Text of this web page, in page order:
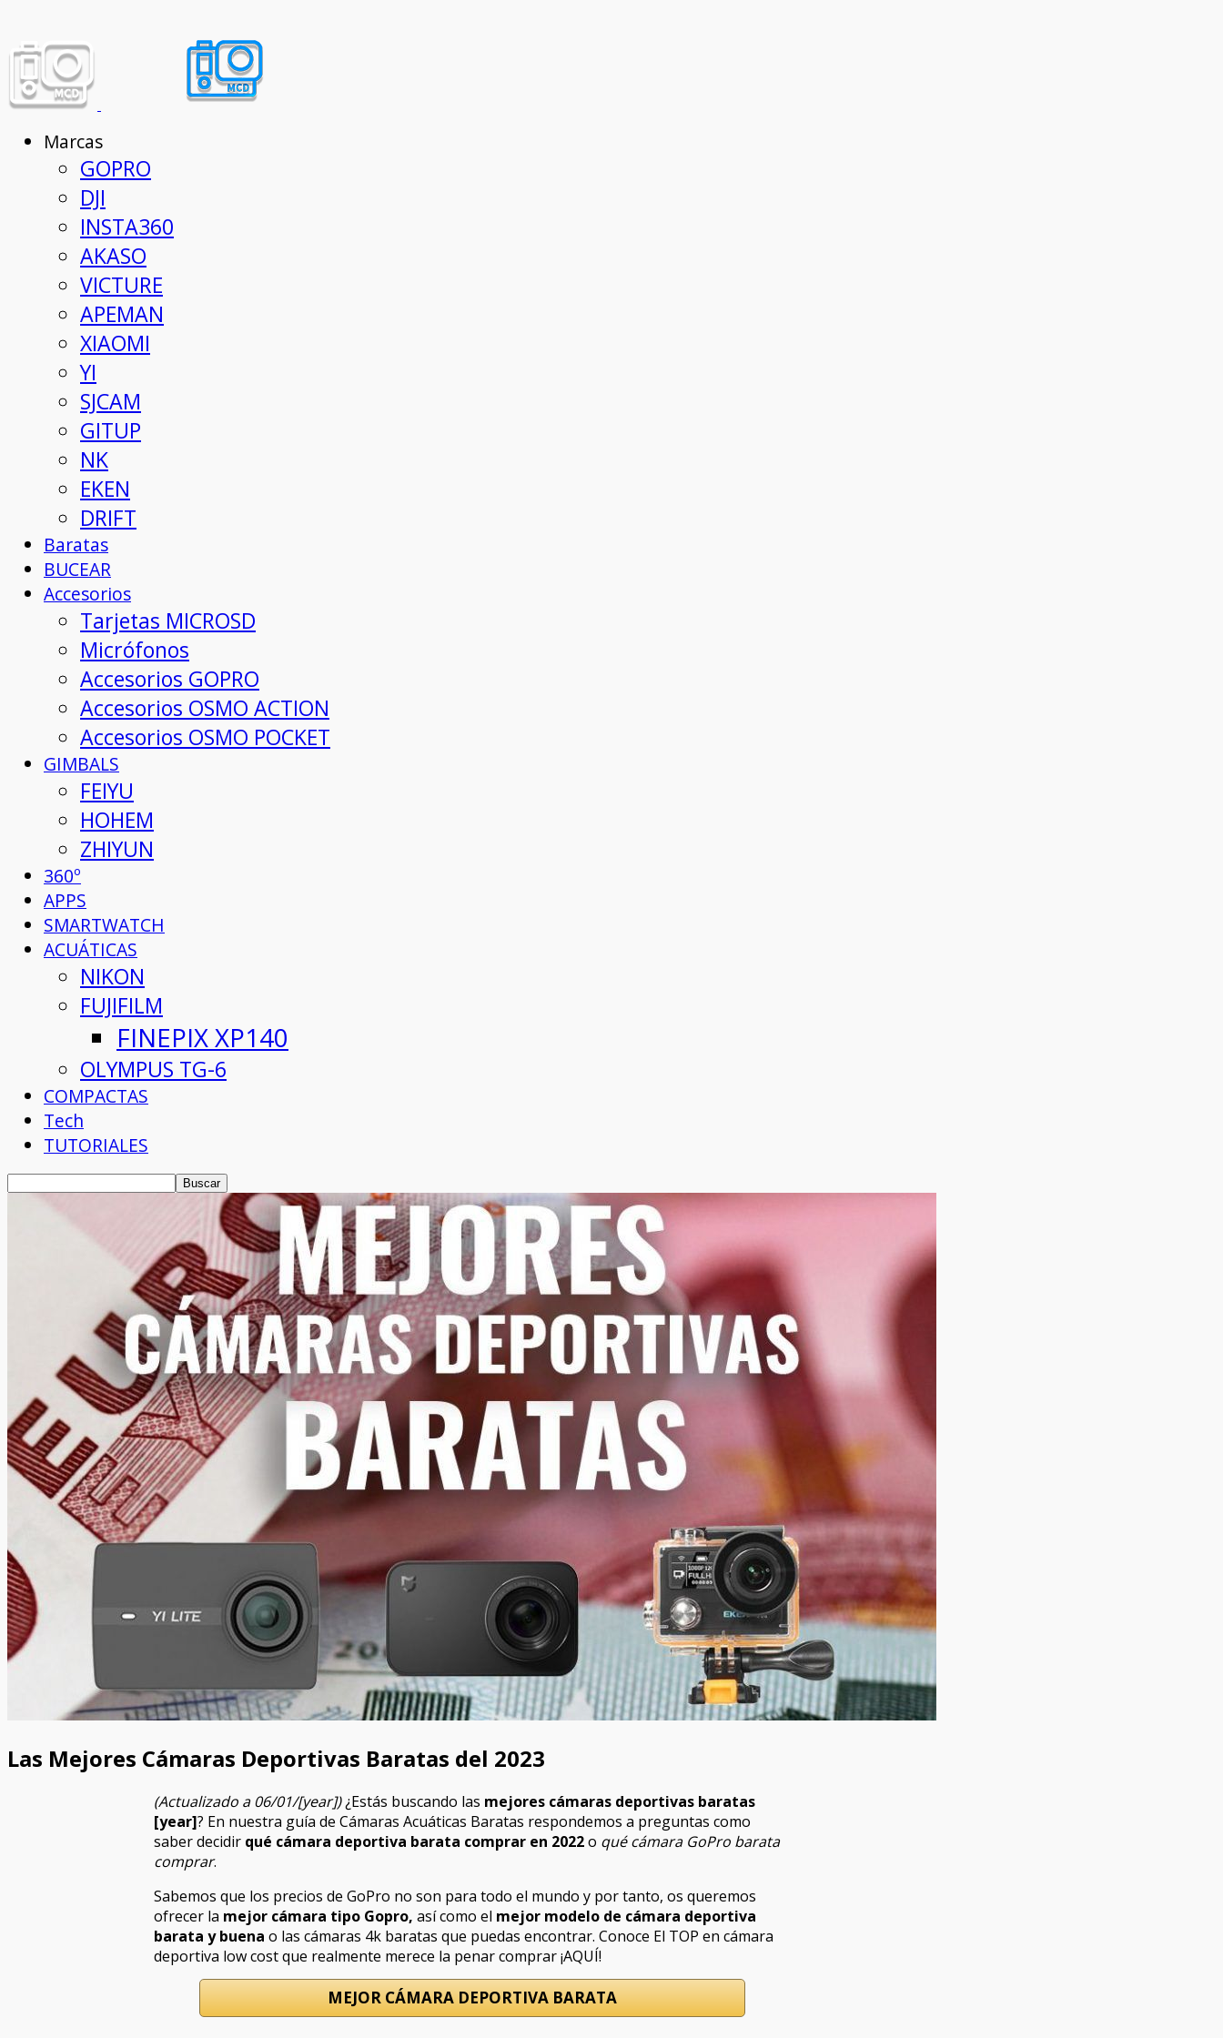
Marcas
GOPRO
DJI
INSTA360
AKASO
VICTURE
APEMAN
XIAOMI
YI
SJCAM
GITUP
NK
EKEN
DRIFT
Baratas
BUCEAR
Accesorios
Tarjetas MICROSD
Micrófonos
Accesorios GOPRO
Accesorios OSMO ACTION
Accesorios OSMO POCKET
GIMBALS
FEIYU
HOHEM
ZHIYUN
360º
APPS
SMARTWATCH
ACUÁTICAS
NIKON
FUJIFILM
FINEPIX XP140
OLYMPUS TG-6
COMPACTAS
Tech
TUTORIALES
Las Mejores Cámaras Deportivas Baratas del 2023
(Actualizado a 06/01/[year])¿Estás buscando las mejores cámaras deportivas baratas
[year]? En nuestra guía de Cámaras Acuáticas Baratas respondemos a preguntas como
saber decidir qué cámara deportiva barata comprar en 2022o qué cámara GoPro barata
comprar.
Sabemos que los precios de GoPro no son para todo el mundo y por tanto, os queremos
ofrecer la mejor cámara tipo Gopro, así como el mejor modelo de cámara deportiva
barata y buena o las cámaras 4k baratas que puedas encontrar. Conoce El TOP en cámara
deportiva low cost que realmente merece la penar comprar ¡AQUÍ!
MEJOR CÁMARA DEPORTIVA BARATA